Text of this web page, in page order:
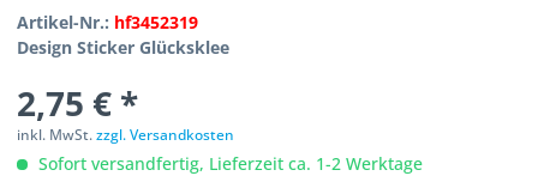
Artikel-Nr.: hf3452319
Design Sticker Glücksklee
2,75 € *
inkl. MwSt.zzgl. Versandkosten
Sofort versandfertig, Lieferzeit ca. 1-2 Werktage